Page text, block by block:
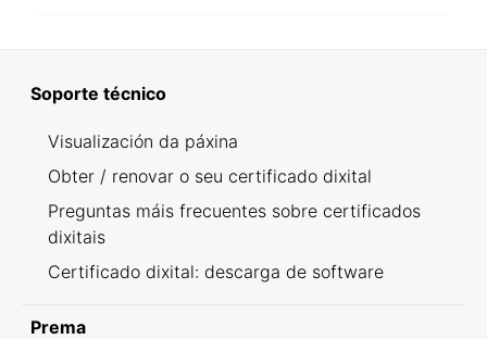
Soporte técnico
Visualización da páxina
Obter / renovar o seu certificado dixital
Preguntas máis frecuentes sobre certificados
dixitais
Certificado dixital: descarga de software
Prema